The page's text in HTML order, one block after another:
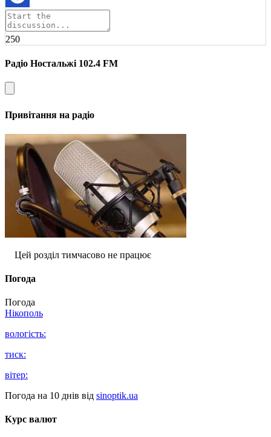
250
Радіо Ностальжі 102.4 FM
Привітання на радіо
Цей розділ тимчасово не працює
Погода
Погода
Нікополь
вологість:
тиск:
вітер:
Погода на 10 днів від sinoptik.ua
Курс валют